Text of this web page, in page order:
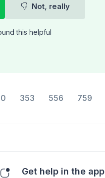
Not, really
this helpful
353 556 759
Get help in the app